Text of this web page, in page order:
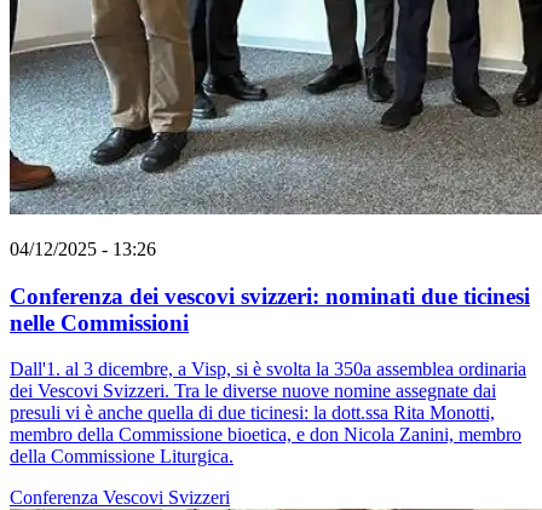
04/12/2025 - 13:26
Conferenza dei vescovi svizzeri: nominati due ticinesi
nelle Commissioni
Dall'1. al 3 dicembre, a Visp, si è svolta la 350a assemblea ordinaria
dei Vescovi Svizzeri. Tra le diverse nuove nomine assegnate dai
presuli vi è anche quella di due ticinesi: la dott.ssa Rita Monotti,
membro della Commissione bioetica, e don Nicola Zanini, membro
della Commissione Liturgica.
Conferenza Vescovi Svizzeri